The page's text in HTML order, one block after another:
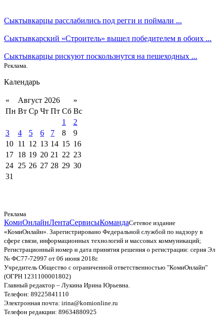
Сыктывкарцы расслабились под регги и поймали ...
Сыктывкарский «Строитель» вышел победителем в обоих ...
Сыктывкарцы рискуют поскользнутся на пешеходных ...
Реклама.
Календарь
« Август 2026
»
Пн Вт Ср Чт Пт Сб Вс
1
2
3
4 5 6 7 8
9
10 11 12 13 14 15 16
17 18 19 20 21 22 23
24 25 26 27 28 29 30
31
Реклама
КомиОнлайнЛентаСервисыКомандаСетевое издание
«КомиОнлайн». Зарегистрировано Федеральной службой по надзору в
сфере связи, информационных технологий и массовых коммуникаций;
Регистрационный номер и дата принятия решения о регистрации: серия Эл
№ ФС77-72997 от 06 июня 2018г.
Учредитель Общество с ограниченной ответственностью "КомиОнлайн"
(ОГРН 1231100001802)
Главный редактор – Лукина Ирина Юрьевна.
Телефон: 89225841110
Электронная почта: irina@komionline.ru
Телефон редакции: 89634880925